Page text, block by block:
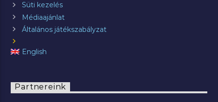
Süti kezelés
Médiaajánlat
Általános játékszabályzat
English
Partnereink